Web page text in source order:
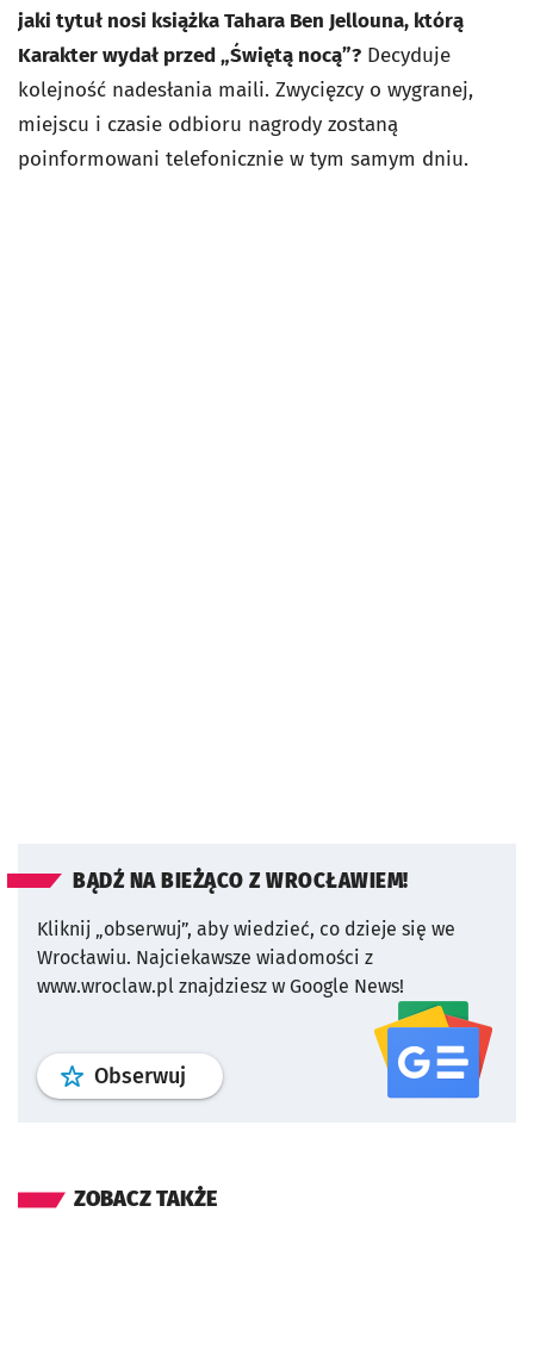
jaki tytuł nosi książka Tahara Ben Jellouna, którą
Karakter wydał przed „Świętą nocą”? Decyduje
kolejność nadesłania maili. Zwycięzcy o wygranej,
miejscu i czasie odbioru nagrody zostaną
poinformowani telefonicznie w tym samym dniu.
BĄDŹ NA BIEŻĄCO Z WROCŁAWIEM!
Kliknij „obserwuj”, aby wiedzieć, co dzieje się we
Wrocławiu. Najciekawsze wiadomości z
www.wroclaw.pl znajdziesz w Google News!
Obserwuj profil serwisu
ZOBACZ TAKŻE